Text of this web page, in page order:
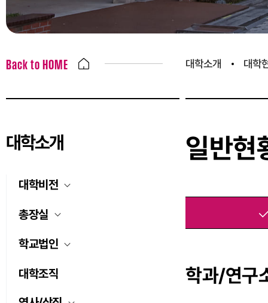
Back to HOME 대학소개 대학
대학소개
대학비전
총장실
학교법인
대학조직
일반현
학과/연구